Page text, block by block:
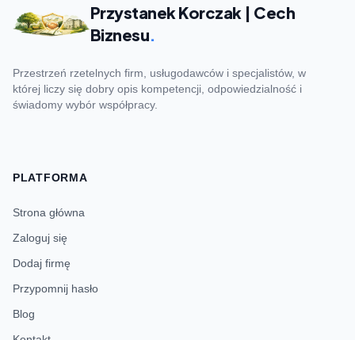
Przystanek Korczak | Cech
Biznesu.
Przestrzeń rzetelnych firm, usługodawców i specjalistów, w
której liczy się dobry opis kompetencji, odpowiedzialność i
świadomy wybór współpracy.
PLATFORMA
Strona główna
Zaloguj się
Dodaj firmę
Przypomnij hasło
Blog